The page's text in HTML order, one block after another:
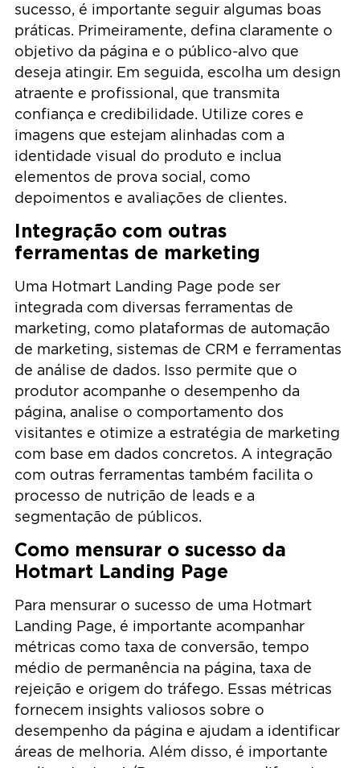
sucesso, é importante seguir algumas boas
práticas. Primeiramente, defina claramente o
objetivo da página e o público-alvo que
deseja atingir. Em seguida, escolha um design
atraente e profissional, que transmita
confiança e credibilidade. Utilize cores e
imagens que estejam alinhadas com a
identidade visual do produto e inclua
elementos de prova social, como
depoimentos e avaliações de clientes.
Integração com outras
ferramentas de marketing
Uma Hotmart Landing Page pode ser
integrada com diversas ferramentas de
marketing, como plataformas de automação
de marketing, sistemas de CRM e ferramentas
de análise de dados. Isso permite que o
produtor acompanhe o desempenho da
página, analise o comportamento dos
visitantes e otimize a estratégia de marketing
com base em dados concretos. A integração
com outras ferramentas também facilita o
processo de nutrição de leads e a
segmentação de públicos.
Como mensurar o sucesso da
Hotmart Landing Page
Para mensurar o sucesso de uma Hotmart
Landing Page, é importante acompanhar
métricas como taxa de conversão, tempo
médio de permanência na página, taxa de
rejeição e origem do tráfego. Essas métricas
fornecem insights valiosos sobre o
desempenho da página e ajudam a identificar
áreas de melhoria. Além disso, é importante